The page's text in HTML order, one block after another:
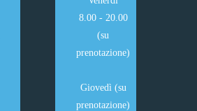
8.00 - 20.00
(su
prenotazione)
Giovedì (su
prenotazione)